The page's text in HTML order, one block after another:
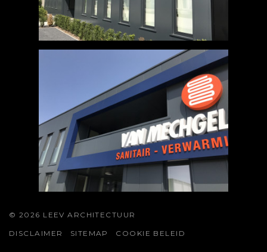
© 2026 LEEV ARCHITECTUUR
DISCLAIMER SITEMAP COOKIE BELEID